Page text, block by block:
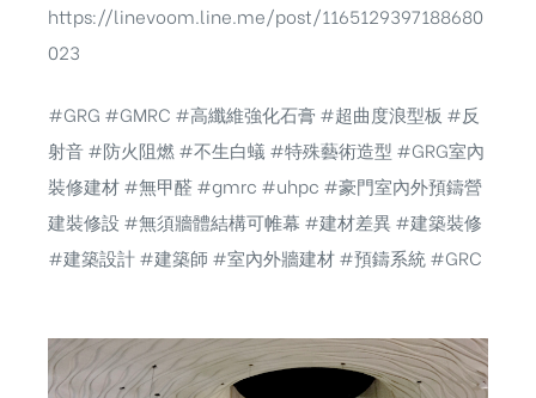
https://linevoom.line.me/post/1165129397188680
023
#GRG #GMRC #高纖維強化石膏 #超曲度浪型板 #反
射音#防火阻燃#不生白蟻 #特殊藝術造型 #GRG室內
裝修建材#無甲醛 #gmrc #uhpc #豪門室內外預鑄營
建裝修設 #無須牆體結構可帷幕 #建材差異 #建築裝修
#建築設計 #建築師 #室內外牆建材 #預鑄系統 #GRC